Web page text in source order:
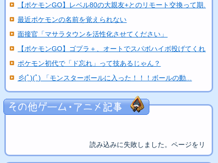
【ポケモンGO】レベル80の大親友+とのリモート交換って期...
最近ポケモンの名前を覚えられない
面接官「マサラタウンを活性化させてください」
【ポケモンGO】ゴプラ＋、オートでスパボハイボ投げてくれた...
ポケモン初代で「ド忘れ」って技あるじゃん？
彡(ﾟ)(ﾟ) 「モンスターボールに入った！！！ボールの動...
読み込みに失敗しました。ページをリロ